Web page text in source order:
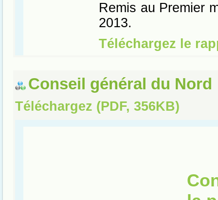
Conseil général du
Téléchargez (PDF, 356KB)